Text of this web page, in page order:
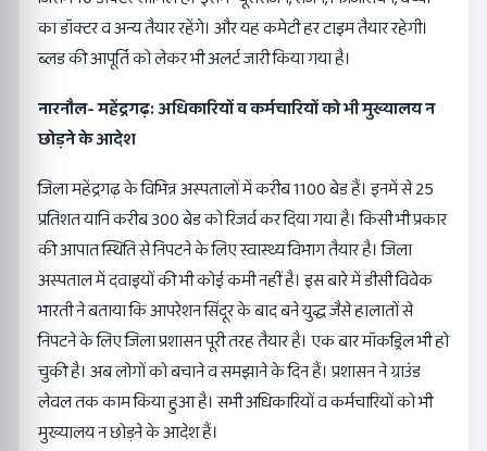
का डॉक्टर व अन्य तैयार रहेंगे। और यह कमेटी हर टाइम तैयार रहेगी।
ब्लड की आपूर्ति को लेकर भी अलर्ट जारी किया गया है।
नारनौल- महेंद्रगढ़: अधिकारियों व कर्मचारियों को भी मुख्यालय न
छोड़ने के आदेश
जिला महेंद्रगढ़ के विभिन्न अस्पतालों में करीब 1100 बेड हैं। इनमें से 25
प्रतिशत यानि करीब 300 बेड को रिजर्व कर दिया गया है। किसी भी प्रकार
की आपात स्थिति से निपटने के लिए स्वास्थ्य विभाग तैयार है। जिला
अस्पताल में दवाइयों की भी कोई कमी नहीं है। इस बारे में डीसी विवेक
भारती ने बताया कि आपरेशन सिंदूर के बाद बने युद्ध जैसे हालातों से
निपटने के लिए जिला प्रशासन पूरी तरह तैयार है। एक बार मॉकड्रिल भी हो
चुकी है। अब लोगों को बचाने व समझाने के दिन हैं। प्रशासन ने ग्राउंड
लेवल तक काम किया हुआ है। सभी अधिकारियों व कर्मचारियों को भी
मुख्यालय न छोड़ने के आदेश हैं।